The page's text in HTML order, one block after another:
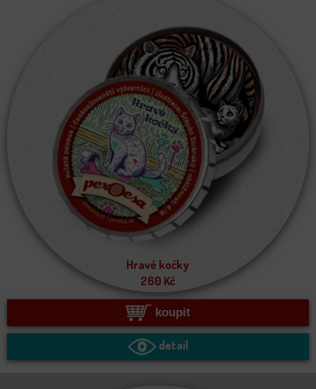
Hravé kočky
260 Kč
koupit
detail